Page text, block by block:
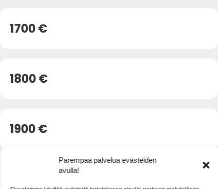
Parempaa palvelua evästeiden
avulla!
1700 €
1800 €
1900 €